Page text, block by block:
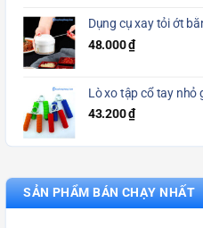
Dụng cụ xay tỏi ớt
48.000₫
Lò xo tập cổ tay nhỏ
43.200₫
SẢN PHẨM BÁN CHẠY NHẤT